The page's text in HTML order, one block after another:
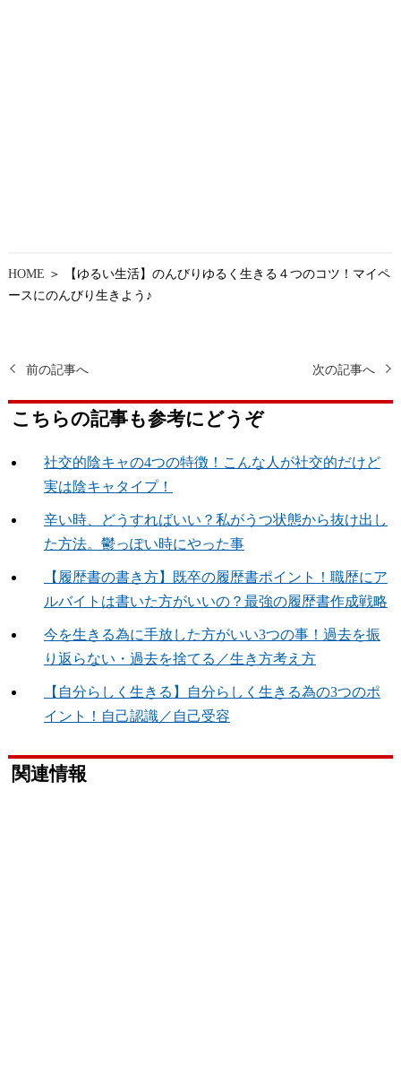
HOME ＞ 【ゆるい生活】のんびりゆるく生きる４つのコツ！マイペ
ースにのんびり生きよう♪
前の記事へ 次の記事へ
こちらの記事も参考にどうぞ
社交的陰キャの4つの特徴！こんな人が社交的だけど
実は陰キャタイプ！
辛い時、どうすればいい？私がうつ状態から抜け出し
た方法。鬱っぽい時にやった事
【履歴書の書き方】既卒の履歴書ポイント！職歴にア
ルバイトは書いた方がいいの？最強の履歴書作成戦略
今を生きる為に手放した方がいい3つの事！過去を振
り返らない・過去を捨てる／生き方考え方
【自分らしく生きる】自分らしく生きる為の3つのポ
イント！自己認識／自己受容
関連情報